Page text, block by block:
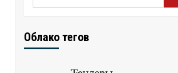
Облако тегов